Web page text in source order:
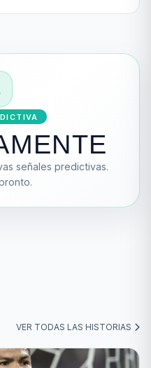
señales predictivas.
VER TODAS LAS HISTORIAS